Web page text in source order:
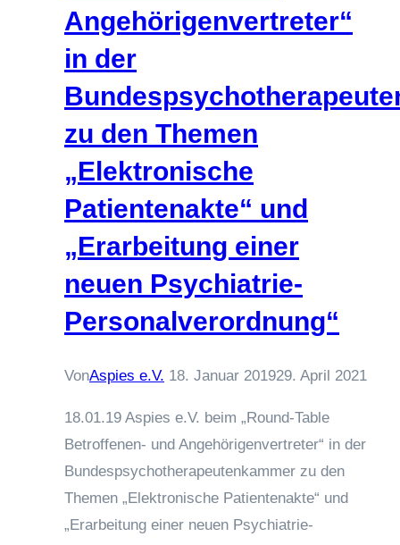
Angehörigenvertreter“
in der
zu den Themen
„Elektronische
Patientenakte“ und
„Erarbeitung einer
neuen Psychiatrie-
Personalverordnung“
VonAspies e.V. 18. Januar 201929. April 2021
18.01.19 Aspies e.V. beim „Round-Table
Betroffenen- und Angehörigenvertreter“ in der
Bundespsychotherapeutenkammer zu den
Themen „Elektronische Patientenakte“ und
„Erarbeitung einer neuen Psychiatrie-